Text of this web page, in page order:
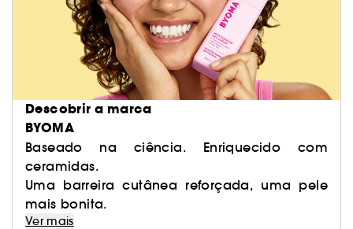
Descobrir a marca
BYOMA
Baseado na ciência. Enriquecido com
ceramidas.
Uma barreira cutânea reforçada, uma pele
mais bonita.
Ver mais